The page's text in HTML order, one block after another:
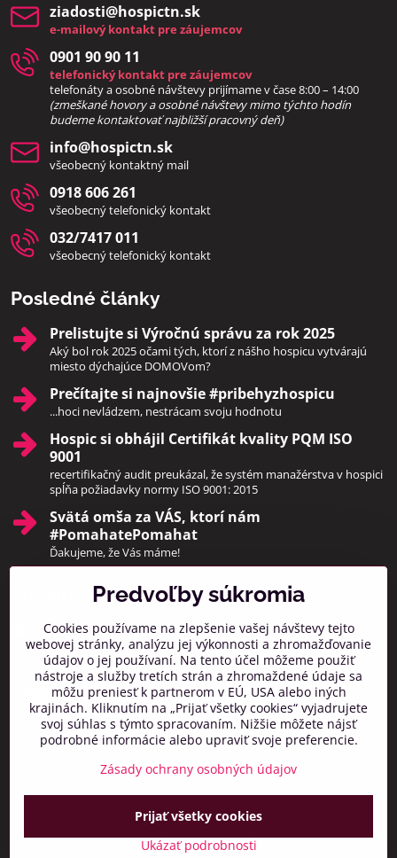
ziadosti​@hospictn​.sk
e-mailový kontakt pre záujemcov
0901 90 90 11
telefonický kontakt pre záujemcov
telefonáty a osobné návštevy prijímame v čase 8:00 – 14:00
(zmeškané hovory a osobné návštevy mimo týchto hodín
budeme kontaktovať najbližší pracovný deň)
info​@hospictn​.sk
všeobecný kontaktný mail
0918 606 261
všeobecný telefonický kontakt
032/7417 011
všeobecný telefonický kontakt
Posledné články
Prelistujte si Výročnú správu za rok 2025
Aký bol rok 2025 očami tých, ktorí z nášho hospicu vytvárajú
miesto dýchajúce DOMOVom?
Prečítajte si najnovšie #pribehyzhospicu
...hoci nevládzem, nestrácam svoju hodnotu
Hospic si obhájil Certifikát kvality PQM ISO
9001
recertifikačný audit preukázal, že systém manažérstva v hospici
spĺňa požiadavky normy ISO 9001: 2015
Svätá omša za VÁS, ktorí nám
#PomahatePomahat
Ďakujeme, že Vás máme!
Pridajte sa k nám
Facebook Instagram
Prihlásiť na odber noviniek
©2026Copyright
Predvoľby súkromiaZásady ochrany osobných údajov
Vytvorené pomocou:BiznisWeb.sk
Predvoľby súkromia
Cookies používame na zlepšenie vašej návštevy tejto
webovej stránky, analýzu jej výkonnosti a zhromažďovanie
údajov o jej používaní. Na tento účel môžeme použiť
nástroje a služby tretích strán a zhromaždené údaje sa
môžu preniesť k partnerom v EÚ, USA alebo iných
krajinách. Kliknutím na „Prijať všetky cookies“ vyjadrujete
svoj súhlas s týmto spracovaním. Nižšie môžete nájsť
podrobné informácie alebo upraviť svoje preferencie.
Zásady ochrany osobných údajov
Ukázať podrobnosti
Prijať všetky cookies